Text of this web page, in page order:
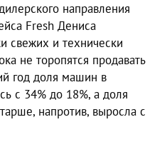
направления
Fresh Дениса
свежих и технически
не торопятся продавать
год доля машин в
с 34% до 18%, а доля
напротив, выросла с